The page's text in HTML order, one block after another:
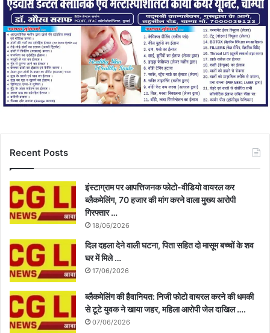
Recent Posts
इंस्टाग्राम पर आपत्तिजनक फोटो-वीडियो वायरल कर
ब्लैकमेलिंग, 70 हजार की मांग करने वाला मुख्य आरोपी
गिरफ्तार …
18/06/2026
दिल दहला देने वाली घटना, पिता सहित दो मासूम बच्चों के शव
घर में मिले …
17/06/2026
ब्लैकमेलिंग की हैवानियत: निजी फोटो वायरल करने की धमकी
से टूटे युवक ने खाया जहर, महिला आरोपी जेल दाखिल ….
07/06/2026